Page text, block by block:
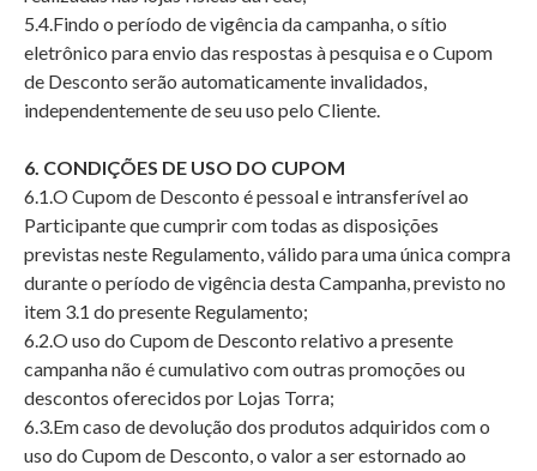
5.4.Findo o período de vigência da campanha, o sítio
eletrônico para envio das respostas à pesquisa e o Cupom
de Desconto serão automaticamente invalidados,
independentemente de seu uso pelo Cliente.
6. CONDIÇÕES DE USO DO CUPOM
6.1.O Cupom de Desconto é pessoal e intransferível ao
Participante que cumprir com todas as disposições
previstas neste Regulamento, válido para uma única compra
durante o período de vigência desta Campanha, previsto no
item 3.1 do presente Regulamento;
6.2.O uso do Cupom de Desconto relativo a presente
campanha não é cumulativo com outras promoções ou
descontos oferecidos por Lojas Torra;
6.3.Em caso de devolução dos produtos adquiridos com o
uso do Cupom de Desconto, o valor a ser estornado ao